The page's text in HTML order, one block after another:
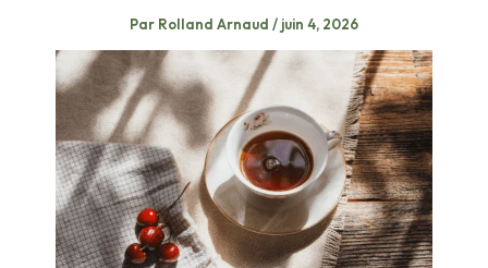
Par Rolland Arnaud / juin 4, 2026